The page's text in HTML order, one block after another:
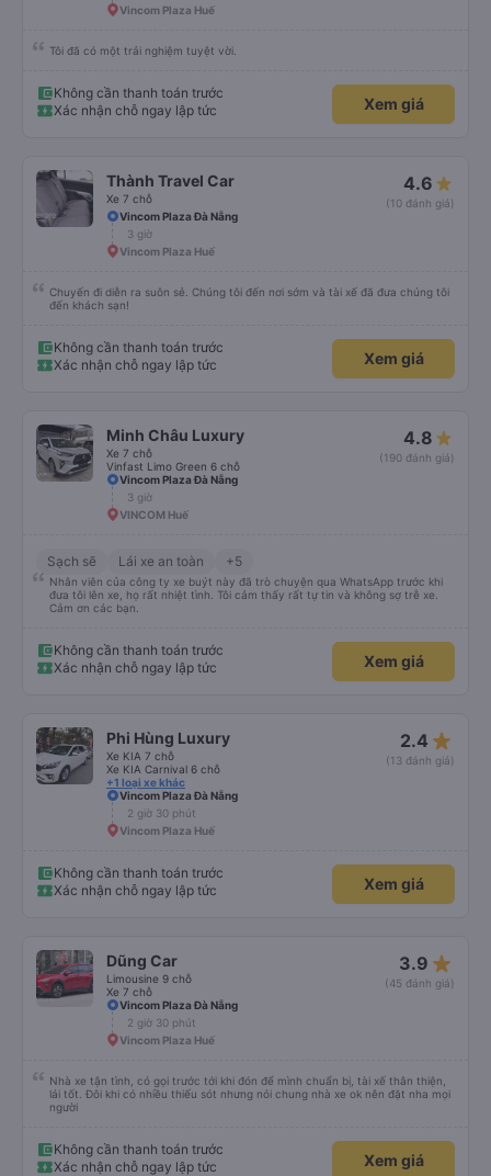
Vincom Plaza Huế
Tôi đã có một trải nghiệm tuyệt vời.
Không cần thanh toán trước
Xác nhận chỗ ngay lập tức
Xem giá
Thành Travel Car
Xe 7 chỗ
4.6
(10 đánh giá)
Vincom Plaza Đà Nẵng
3 giờ
Vincom Plaza Huế
Chuyến đi diễn ra suôn sẻ. Chúng tôi đến nơi sớm và tài xế đã đưa chúng tôi
đến khách sạn!
Không cần thanh toán trước
Xác nhận chỗ ngay lập tức
Xem giá
Minh Châu Luxury
Xe 7 chỗ
Vinfast Limo Green 6 chỗ
4.8
(190 đánh giá)
Vincom Plaza Đà Nẵng
3 giờ
VINCOM Huế
Sạch sẽ Lái xe an toàn +5
Nhân viên của công ty xe buýt này đã trò chuyện qua WhatsApp trước khi
đưa tôi lên xe, họ rất nhiệt tình. Tôi cảm thấy rất tự tin và không sợ trễ xe.
Cảm ơn các bạn.
Không cần thanh toán trước
Xác nhận chỗ ngay lập tức
Xem giá
Phi Hùng Luxury
Xe KIA 7 chỗ
Xe KIA Carnival 6 chỗ
+1 loại xe khác
2.4 star_rate
(13 đánh giá)
Vincom Plaza Đà Nẵng
2 giờ 30 phút
Vincom Plaza Huế
Không cần thanh toán trước
Xác nhận chỗ ngay lập tức
Xem giá
Dũng Car
Limousine 9 chỗ
Xe 7 chỗ
3.9 star_rate
(45 đánh giá)
Vincom Plaza Đà Nẵng
2 giờ 30 phút
Vincom Plaza Huế
Nhà xe tận tình, có gọi trước tới khi đón để mình chuẩn bị, tài xế thân thiện,
lái tốt. Đôi khi có nhiều thiếu sót nhưng nói chung nhà xe ok nên đặt nha mọi
người
Không cần thanh toán trước
Xác nhận chỗ ngay lập tức
Xem giá